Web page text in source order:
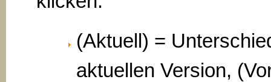
(Aktuell) =
aktuellen Version,